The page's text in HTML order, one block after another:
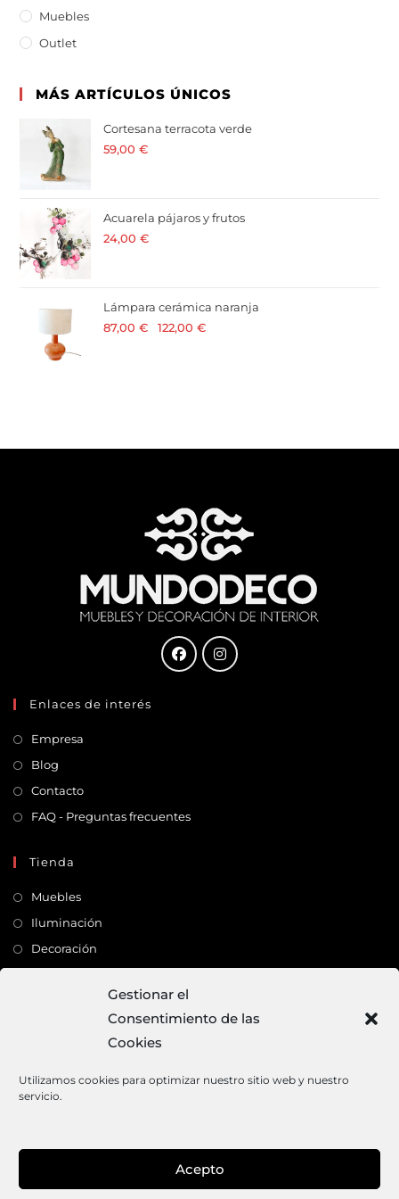
Gestionar el
Consentimiento de las
Cookies
Utilizamos cookies para optimizar nuestro sitio web y nuestro
servicio.
Acepto
Muebles
Outlet
MÁS ARTÍCULOS ÚNICOS
Cortesana terracota verde
59,00€
Acuarela pájaros y frutos
24,00€
Lámpara cerámica naranja
87,00€ 122,00€
Enlaces de interés
Empresa
Blog
Contacto
FAQ - Preguntas frecuentes
Tienda
Muebles
Iluminación
Decoración
Tlf: 682 363 503
Email: mundodeco@mundodeco.com